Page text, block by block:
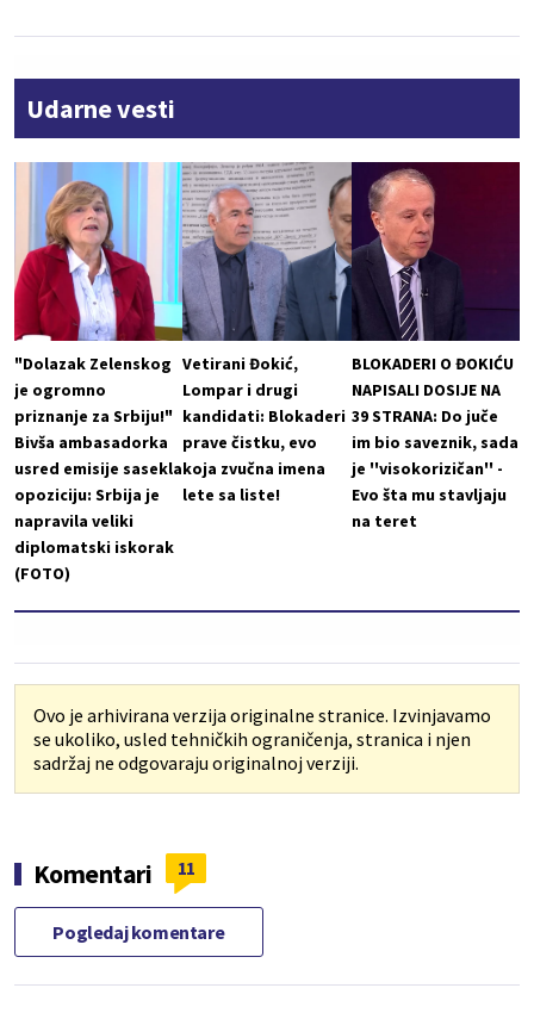
Udarne vesti
"Dolazak Zelenskog
je ogromno
priznanje za Srbiju!"
Bivša ambasadorka
usred emisije sasekla
opoziciju: Srbija je
napravila veliki
diplomatski iskorak
(FOTO)
Vetirani Đokić,
Lompar i drugi
kandidati: Blokaderi
prave čistku, evo
koja zvučna imena
lete sa liste!
BLOKADERI O ĐOKIĆU
NAPISALI DOSIJE NA
39 STRANA: Do juče
im bio saveznik, sada
je ''visokorizičan'' -
Evo šta mu stavljaju
na teret
Ovo je arhivirana verzija originalne stranice. Izvinjavamo
se ukoliko, usled tehničkih ograničenja, stranica i njen
sadržaj ne odgovaraju originalnoj verziji.
Komentari 11
Pogledaj komentare